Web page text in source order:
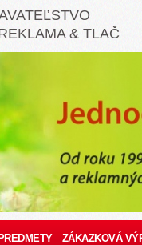
& TLAČ
ZÁKAZKOVÁ